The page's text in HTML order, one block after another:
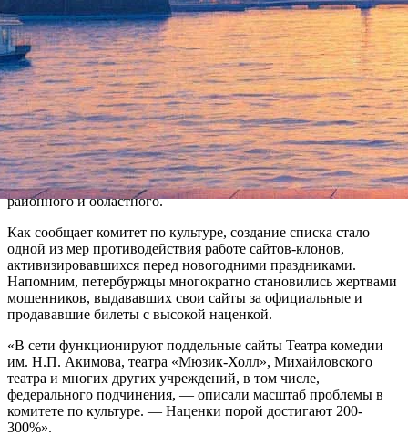
10 декабря 2019, 16:18 Версия для печати
На сайте администрации Петербурга появился реестр
официальных страниц государственных театров и
концертных организаций. В него входят и федеральные
учреждения культуры, и городского подчинения, а также
районного и областного.
Как сообщает комитет по культуре, создание списка стало
одной из мер противодействия работе сайтов-клонов,
активизировавшихся перед новогодними праздниками.
Напомним, петербуржцы многократно становились жертвами
мошенников, выдававших свои сайты за официальные и
продававшие билеты с высокой наценкой.
«В сети функционируют поддельные сайты Театра комедии
им. Н.П. Акимова, театра «Мюзик-Холл», Михайловского
театра и многих других учреждений, в том числе,
федерального подчинения, — описали масштаб проблемы в
комитете по культуре. — Наценки порой достигают 200-
300%».